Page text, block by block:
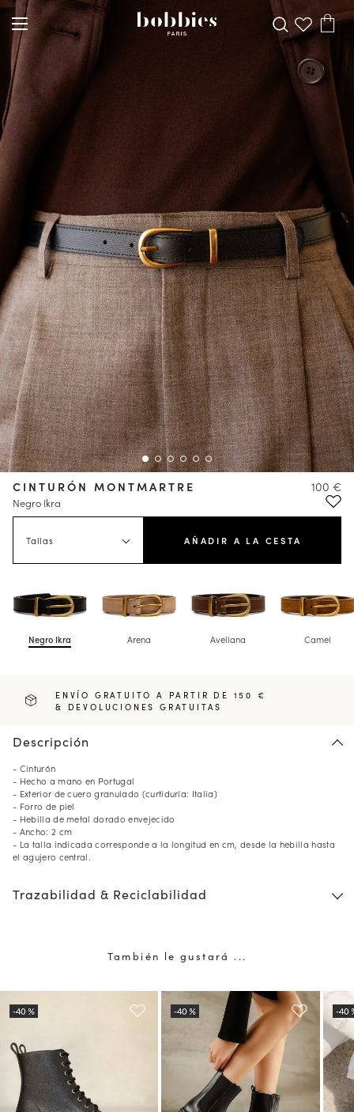
CINTURÓN MONTMARTRE
Negro Ikra
100 €
Tallas AÑADIR A LA CESTA
Negro Ikra Arena Avellana Camel
ENVÍO GRATUITO A PARTIR DE 150 €
& DEVOLUCIONES GRATUITAS
Descripción
- Cinturón
- Hecho a mano en Portugal
- Exterior de cuero granulado (curtiduría: Italia)
- Forro de piel
- Hebilla de metal dorado envejecido
- Ancho: 2 cm
- La talla indicada corresponde a la longitud en cm, desde la hebilla hasta
el agujero central.
Trazabilidad & Reciclabilidad
También le gustará ...